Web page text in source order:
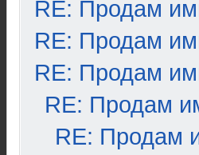
RE: Продам
RE: Продам
RE: Продам
RE: Продам
RE: Продам